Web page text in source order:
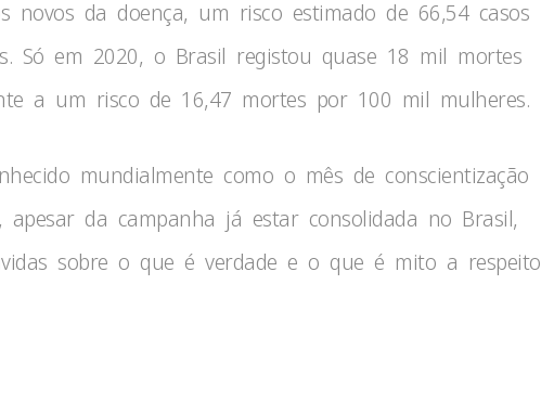
novos da doença, um risco estimado de 66,54 casos
Só em 2020, o Brasil registou quase 18 mil mortes
a um risco de 16,47 mortes por 100 mil mulheres.
mundialmente como o mês de conscientização
da campanha já estar consolidada no Brasil,
sobre o que é verdade e o que é mito a respeito